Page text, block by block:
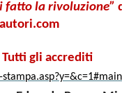
fatto la rivoluzione”
Tutti gli accrediti